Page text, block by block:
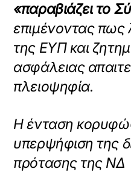
«παραβιάζει το
επιμένοντας
της ΕΥΠ και
ασφάλειας
πλειοψηφία.
Η ένταση
υπερψήφιση της
πρότασης της ΝΔ